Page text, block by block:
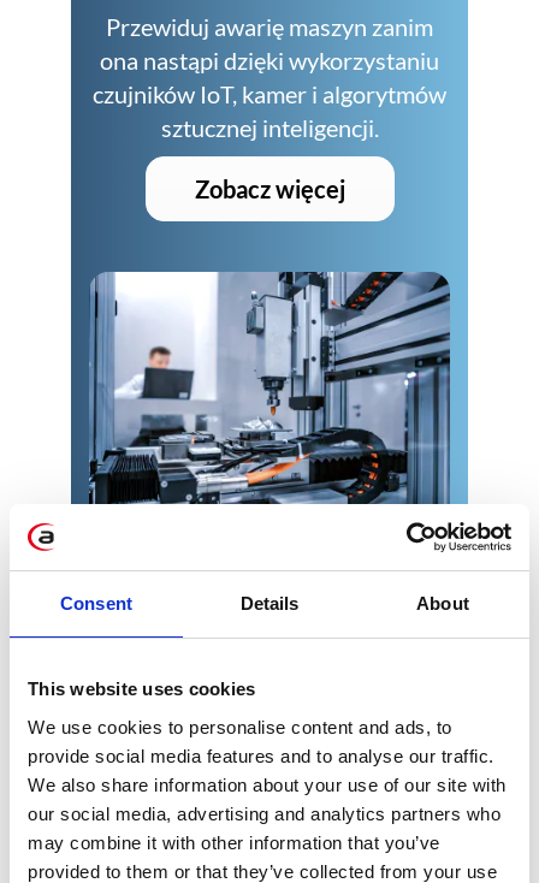
Consent Details About
This website uses cookies
We use cookies to personalise content and ads, to
provide social media features and to analyse our traffic.
We also share information about your use of our site with
our social media, advertising and analytics partners who
may combine it with other information that you’ve
provided to them or that they’ve collected from your use
Przewiduj awarię maszyn zanim
ona nastąpi dzięki wykorzystaniu
czujników IoT, kamer i algorytmów
sztucznej inteligencji.
Zobacz więcej